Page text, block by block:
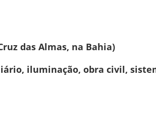
das Almas, na Bahia)
iluminação, obra civil,